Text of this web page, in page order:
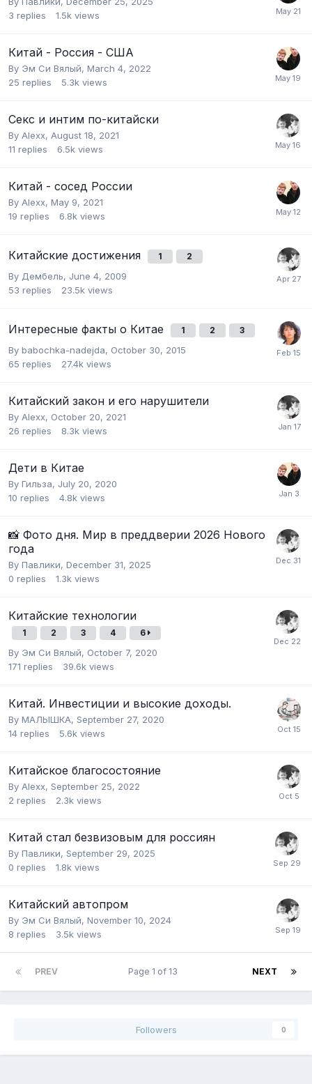
3 replies 1.5k views
Китай - Россия - США
By Эм Си Вялый, March 4, 2022
25 replies 5.3k views
Секс и интим по-китайски
By Alexx, August 18, 2021
11 replies 6.5k views
Китай - сосед России
By Alexx, May 9, 2021
19 replies 6.8k views
Китайские достижения 1 2
By Дембель, June 4, 2009
53 replies 23.5k views
Интересные факты о Китае 1 2 3
By babochka-nadejda, October 30, 2015
65 replies 27.4k views
Китайский закон и его нарушители
By Alexx, October 20, 2021
26 replies 8.3k views
Дети в Китае
By Гильза, July 20, 2020
10 replies 4.8k views
📸 Фото дня. Мир в преддверии 2026 Нового
года
By Павлики, December 31, 2025
0 replies 1.3k views
Китайские технологии
1 2 3 4 6
By Эм Си Вялый, October 7, 2020
171 replies 39.6k views
Китай. Инвестиции и высокие доходы.
By МАЛЫШКА, September 27, 2020
14 replies 5.6k views
Китайское благосостояние
By Alexx, September 25, 2022
2 replies 2.3k views
Китай стал безвизовым для россиян
By Павлики, September 29, 2025
0 replies 1.8k views
Китайский автопром
By Эм Си Вялый, November 10, 2024
8 replies 3.5k views
PREV NEXT
Page 1 of 13
Followers 0